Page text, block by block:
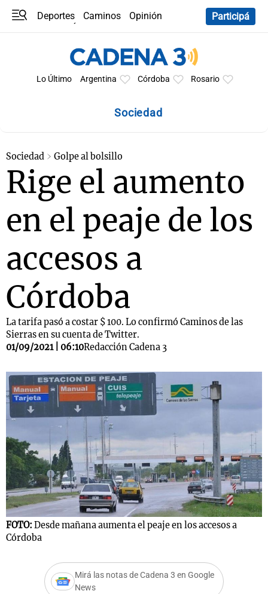
Deportes Caminos
Opinión
Participá
Lo Último Argentina Córdoba Rosario
Sociedad
Sociedad Golpe al bolsillo
Rige el aumento
en el peaje de los
accesos a
Córdoba
La tarifa pasó a costar $ 100. Lo confirmó Caminos de las
Sierras en su cuenta de Twitter.
01/09/2021 | 06:10Redacción Cadena 3
FOTO: Desde mañana aumenta el peaje en los accesos a
Córdoba
Mirá las notas de Cadena 3 en Google
News